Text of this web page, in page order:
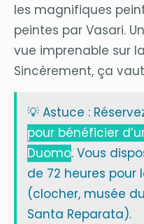
les magnifiques
peintes par Vasari.
vue imprenable sur
Sincèrement, ça
💡 Astuce :
pour bénéficier
Duomo. Vous
de 72 heures
(clocher, musée
Santa Reparata).